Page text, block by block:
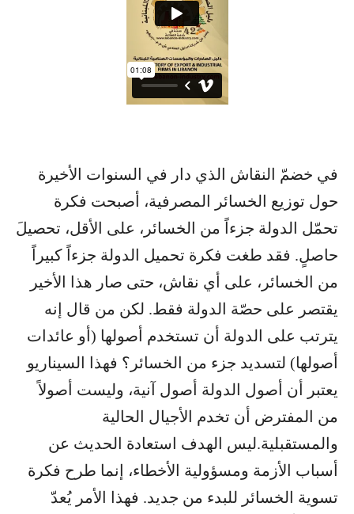
في خضمّ النقاش الذي دار في السنوات الأخيرة
حول توزيع الخسائر المصرفية، أصبحت فكرة
تحمّل الدولة جزءاً من الخسائر، على الأقل، تحصيلَ
حاصلٍ. فقد طغت فكرة تحميل الدولة جزءاً كبيراً
من الخسائر، على أي نقاش، حتى صار هذا الأخير
يقتصر على حصّة الدولة فقط. لكن من قال إنه
يترتب على الدولة أن تستخدم أصولها (أو عائدات
أصولها) لتسديد جزء من الخسائر؟ فهذا السيناريو
يعتبر أن أصول الدولة أصول آنية، وليست أصولاً
من المفترض أن تخدم الأجيال الحالية
والمستقبلية.ليس الهدف استعادة الحديث عن
أسباب الأزمة ومسؤولية الأخطاء، إنما طرح فكرة
تسوية الخسائر للبدء من جديد. فهذا الأمر يُعدّ